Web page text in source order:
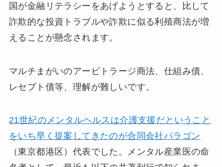
国が金融リテラシーをあげようとすると、比して
詐欺的な投資トラブルや詐欺に似る利殖商法が増
えることが懸念されます。
マルチまがいのアービトラージ商法、仕組み債、
レセプト債等、理解が難しいです。
21世紀のメンタルヘルスは介護支援だということ
をいち早く提案してきたのが合同会社パラゴン
（東京都港区）代表でした。メンタル産業医の命